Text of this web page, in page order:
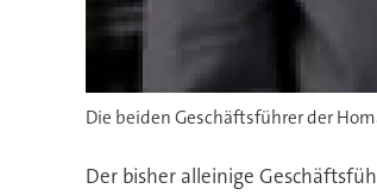
Die beiden Geschäftsführer der
Der bisher alleinige